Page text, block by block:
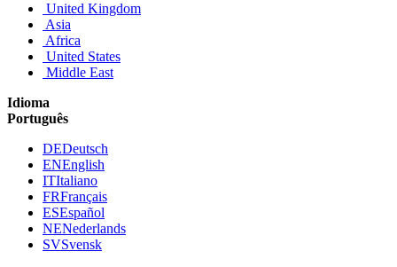
United Kingdom
Asia
Africa
United States
Middle East
Idioma
Português
DEDeutsch
ENEnglish
ITItaliano
FRFrançais
ESEspañol
NENederlands
SVSvensk